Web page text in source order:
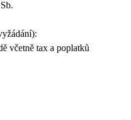
včetně tax a poplatků